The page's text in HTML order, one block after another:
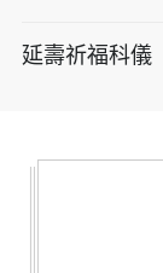
延壽祈福科儀